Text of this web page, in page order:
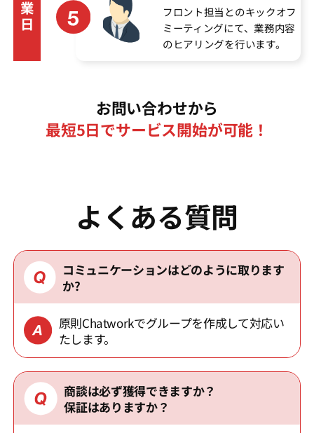
フロント担当とのキックオフ
ミーティングにて、業務内容
のヒアリングを行います。
業
日
お問い合わせから
最短5日でサービス開始が可能！
よくある質問
コミュニケーションはどのように取ります
か?
原則Chatworkでグループを作成して対応い
たします。
商談は必ず獲得できますか？
保証はありますか？